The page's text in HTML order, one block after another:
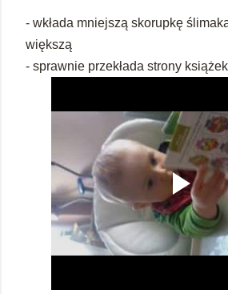
- wkłada mniejszą skorupkę
większą
- sprawnie przekłada strony